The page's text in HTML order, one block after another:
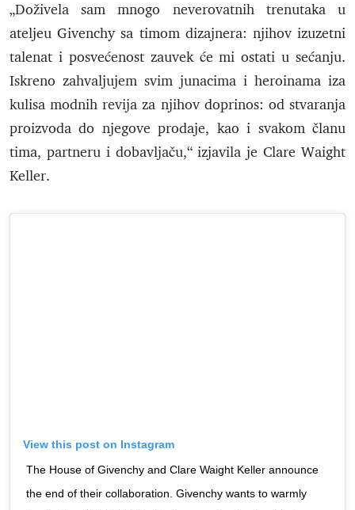
„Doživela sam mnogo neverovatnih trenutaka u
ateljeu Givenchy sa timom dizajnera: njihov izuzetni
talenat i posvećenost zauvek će mi ostati u sećanju.
Iskreno zahvaljujem svim junacima i heroinama iza
kulisa modnih revija za njihov doprinos: od stvaranja
proizvoda do njegove prodaje, kao i svakom članu
tima, partneru i dobavljaču,“ izjavila je Clare Waight
Keller.
View this post on Instagram
The House of Givenchy and Clare Waight Keller announce
the end of their collaboration. Givenchy wants to warmly